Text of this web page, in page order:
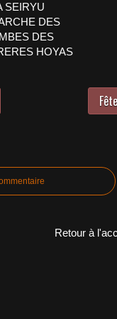
SEIRYU
DES
DES
HOYAS
Retour à